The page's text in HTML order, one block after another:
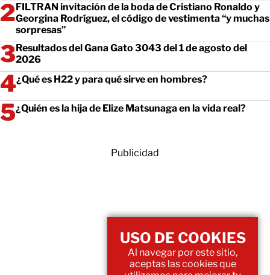
FILTRAN invitación de la boda de Cristiano Ronaldo y
Georgina Rodríguez, el código de vestimenta “y muchas
sorpresas”
Resultados del Gana Gato 3043 del 1 de agosto del
2026
¿Qué es H22 y para qué sirve en hombres?
¿Quién es la hija de Elize Matsunaga en la vida real?
Publicidad
USO DE COOKIES
Al navegar por este sitio,
aceptas las cookies que